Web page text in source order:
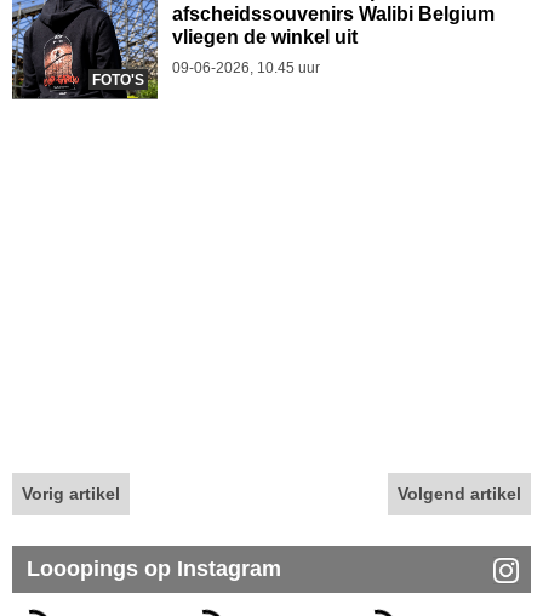
FOTO'S
afscheidssouvenirs Walibi Belgium
vliegen de winkel uit
09-06-2026, 10.45 uur
Vorig artikel Volgend artikel
Looopings op Instagram